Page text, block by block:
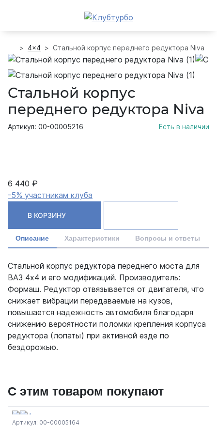
4x4 Стальной корпус переднего редуктора Niva
Стальной корпус
переднего редуктора Niva
Артикул: 00-00005216 Есть в наличии
6 440 ₽
-5% участникам клуба
В КОРЗИНУ
Описание Характеристики Вопросы и ответы
Стальной корпус редуктора переднего моста для
ВАЗ 4x4 и его модификаций. Производитель:
Формаш. Редуктор отвязывается от двигателя, что
снижает вибрации передаваемые на кузов,
повышается надежность автомобиля благодаря
снижению вероятности поломки крепления корпуса
редуктора (лопаты) при активной езде по
бездорожью.
С этим товаром покупают
Артикул: 00-00005164